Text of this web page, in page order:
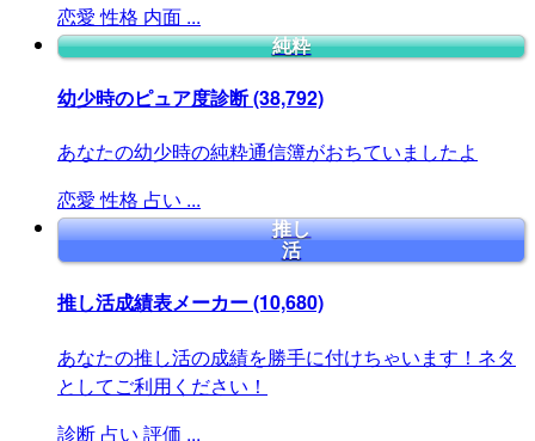
恋愛 性格 内面 ...
純粋
幼少時のピュア度診断(38,792)
あなたの幼少時の純粋通信簿がおちていましたよ
恋愛 性格 占い ...
推し
活
推し活成績表メーカー(10,680)
あなたの推し活の成績を勝手に付けちゃいます！ネタ
としてご利用ください！
診断 占い 評価 ...